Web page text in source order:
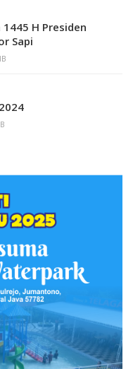
H Presiden
Sapi